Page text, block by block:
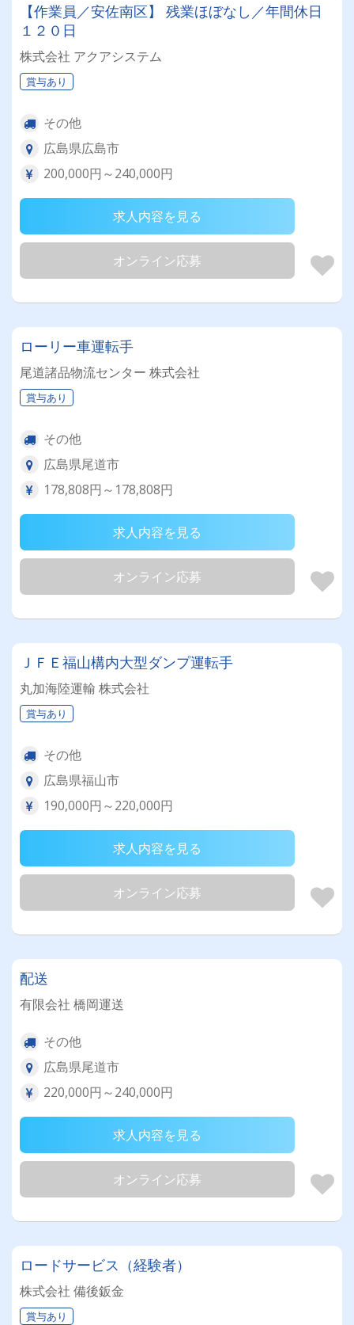
【作業員／安佐南区】 残業ほぼなし／年間休日
１２０日
株式会社 アクアシステム
賞与あり
その他
広島県広島市
200,000円～240,000円
求人内容を見る
オンライン応募
ローリー車運転手
尾道諸品物流センター 株式会社
賞与あり
その他
広島県尾道市
178,808円～178,808円
求人内容を見る
オンライン応募
ＪＦＥ福山構内大型ダンプ運転手
丸加海陸運輸 株式会社
賞与あり
その他
広島県福山市
190,000円～220,000円
求人内容を見る
オンライン応募
配送
有限会社 橋岡運送
その他
広島県尾道市
220,000円～240,000円
求人内容を見る
オンライン応募
ロードサービス（経験者）
株式会社 備後鈑金
賞与あり